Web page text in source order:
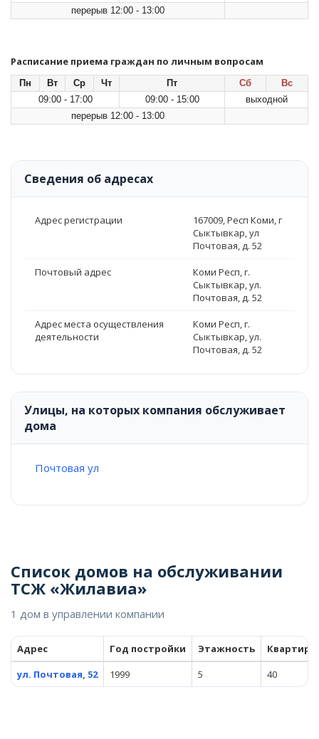
перерыв 12:00 - 13:00
Расписание приема граждан по личным вопросам
Пн Вт Ср Чт Пт Сб
Вс
09:00 - 17:00
09:00 - 15:00
выходной
перерыв 12:00 - 13:00
Сведения об адресах
Адрес регистрации
167009, Респ Коми, г
Сыктывкар, ул
Почтовая, д. 52
Почтовый адрес
Коми Респ, г.
Сыктывкар, ул.
Почтовая, д. 52
Адрес места осуществления
деятельности
Коми Респ, г.
Сыктывкар, ул.
Почтовая, д. 52
Улицы, на которых компания обслуживает
дома
Почтовая ул
Список домов на обслуживании
ТСЖ «Жилавиа»
1 дом в управлении компании
Адрес Год постройки Этажность
Квартиры
ул. Почтовая, 52
1999 5 40